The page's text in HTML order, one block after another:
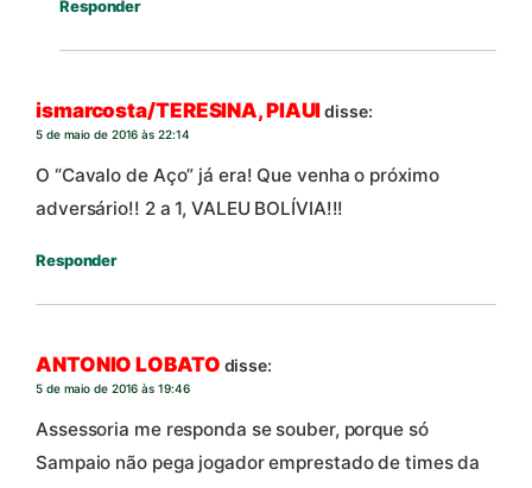
Responder
ismarcosta/TERESINA, PIAUIdisse:
5 de maio de 2016 às 22:14
O “Cavalo de Aço” já era! Que venha o próximo
adversário!! 2 a 1, VALEU BOLÍVIA!!!
Responder
ANTONIO LOBATO disse:
5 de maio de 2016 às 19:46
Assessoria me responda se souber, porque só
Sampaio não pega jogador emprestado de times da